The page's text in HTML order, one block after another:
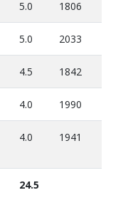
5.0 1806
5.0 2033
4.5 1842
4.0 1990
4.0 1941
24.5